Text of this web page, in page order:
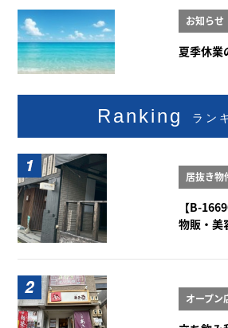
お知らせ
夏季休業
Ranking ラン
居抜き物
【B-
物販・美
オープン